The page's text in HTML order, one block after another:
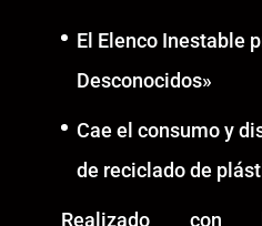
El Elenco Inestable
Desconocidos»
Cae el consumo y
de reciclado de
Realizado con